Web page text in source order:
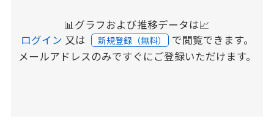
📊グラフおよび推移データは📈
ログイン 又は 新規登録（無料） で閲覧できます。
メールアドレスのみですぐにご登録いただけます。